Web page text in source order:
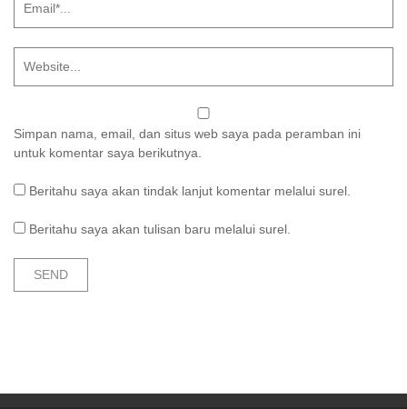
Simpan nama, email, dan situs web saya pada peramban ini
untuk komentar saya berikutnya.
Beritahu saya akan tindak lanjut komentar melalui surel.
Beritahu saya akan tulisan baru melalui surel.